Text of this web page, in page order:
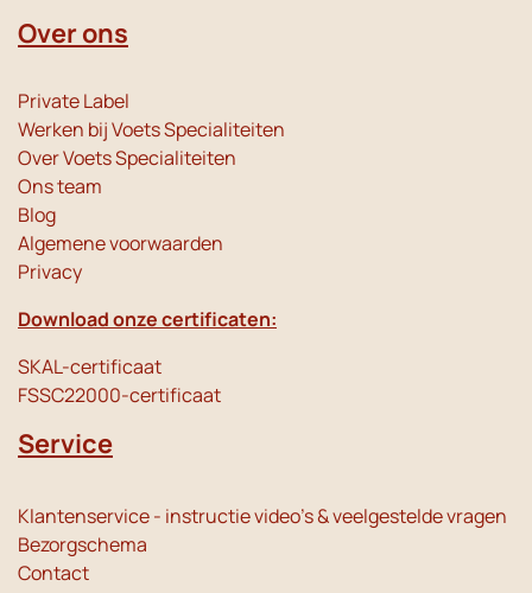
Over ons
Private Label
Werken bij Voets Specialiteiten
Over Voets Specialiteiten
Ons team
Blog
Algemene voorwaarden
Privacy
Download onze certificaten:
SKAL-certificaat
FSSC22000-certificaat
Service
Klantenservice - instructie video's & veelgestelde vragen
Bezorgschema
Contact